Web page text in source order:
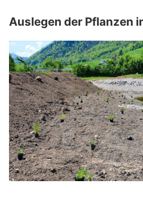
Auslegen der Pflanzen